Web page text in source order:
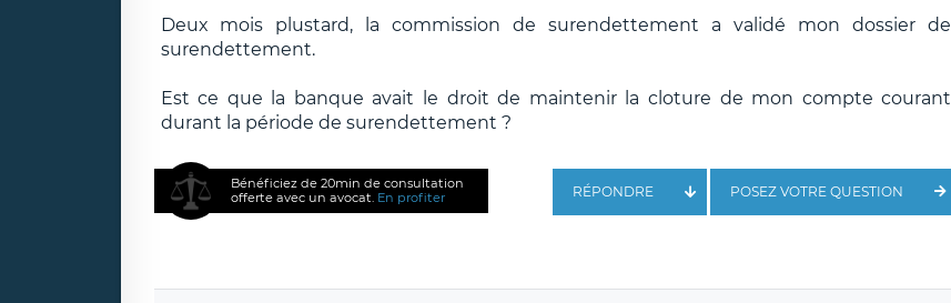
Deux mois plustard, la commission de surendettement a validé mon dossier de
surendettement.
Est ce que la banque avait le droit de maintenir la cloture de mon compte courant
durant la période de surendettement ?
Bénéficiez de 20min de consultation
offerte avec un avocat. En profiter POSEZ VOTRE QUESTION
RÉPONDRE